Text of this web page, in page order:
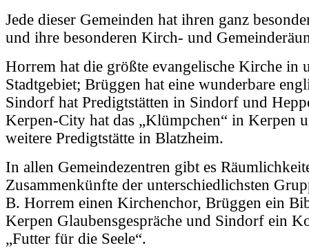
Jede dieser Gemeinden hat ihren ganz
und ihre besonderen Kirch- und
Horrem hat die größte evangelische Kirche in
Stadtgebiet; Brüggen hat eine wunderbare
Sindorf hat Predigtstätten in Sindorf und
Kerpen-City hat das „Klümpchen“ in Kerpen
weitere Predigtstätte in Blatzheim.
In allen Gemeindezentren gibt es
Zusammenkünfte der unterschiedlichsten
B. Horrem einen Kirchenchor, Brüggen ein
Kerpen Glaubensgespräche und Sindorf ein
„Futter für die Seele“.